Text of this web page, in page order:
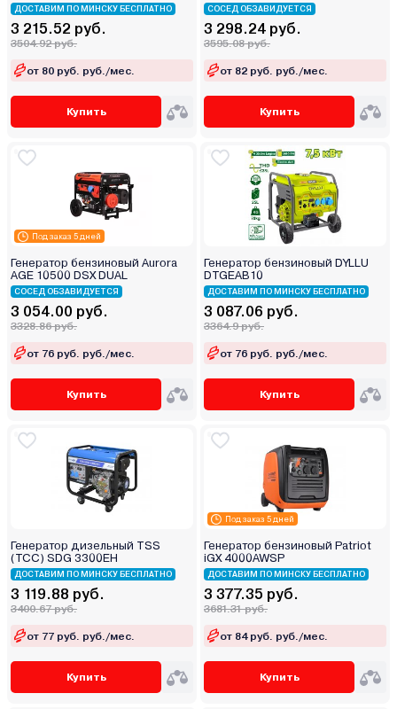
ДОСТАВИМ ПО МИНСКУ БЕСПЛАТНО
3 215.52 руб.
3504.92 руб.
от 80 руб. руб./мес.
Купить
СОСЕД ОБЗАВИДУЕТСЯ
3 298.24 руб.
3595.08 руб.
от 82 руб. руб./мес.
Купить
Под заказ 5 дней
Генератор бензиновый Aurora
AGE 10500 DSX DUAL
СОСЕД ОБЗАВИДУЕТСЯ
3 054.00 руб.
3328.86 руб.
от 76 руб. руб./мес.
Купить
Генератор бензиновый DYLLU
DTGEAB10
ДОСТАВИМ ПО МИНСКУ БЕСПЛАТНО
3 087.06 руб.
3364.9 руб.
от 76 руб. руб./мес.
Купить
Генератор дизельный TSS
(ТСС) SDG 3300EH
ДОСТАВИМ ПО МИНСКУ БЕСПЛАТНО
3 119.88 руб.
3400.67 руб.
от 77 руб. руб./мес.
Купить
Под заказ 5 дней
Генератор бензиновый Patriot
iGX 4000AWSP
ДОСТАВИМ ПО МИНСКУ БЕСПЛАТНО
3 377.35 руб.
3681.31 руб.
от 84 руб. руб./мес.
Купить